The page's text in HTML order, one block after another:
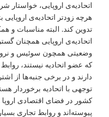
اتحادیه‌ی اروپایی، خواستار
هرچه زودتر اتحادیه‌ی اروپایی
تدوین کند. البته مناسبات و
اتحادیه‌ی اروپایی همچنان
وضعیتی همچون سوئیس و
که عضو اتحادیه نیستند،
دارند و در برخی جنبه‌ها از
توجهی با اتحادیه برخوردار
کشور در فضای اقتصادی اروپا
پیوسته‌اند و روابط تجاری